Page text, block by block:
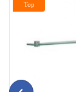
Top